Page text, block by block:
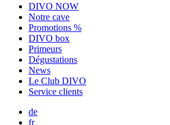
DIVO NOW
Notre cave
Promotions %
DIVO box
Primeurs
Dégustations
News
Le Club DIVO
Service clients
de
fr